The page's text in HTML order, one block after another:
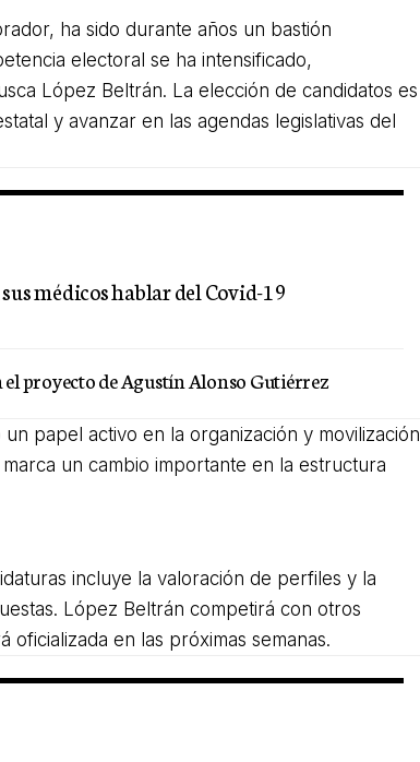
ha sido durante años un bastión
electoral se ha intensificado,
López Beltrán. La elección de candidatos es
y avanzar en las agendas legislativas del
médicos hablar del Covid-19
proyecto de Agustín Alonso Gutiérrez
papel activo en la organización y movilización
un cambio importante en la estructura
incluye la valoración de perfiles y la
López Beltrán competirá con otros
en las próximas semanas.